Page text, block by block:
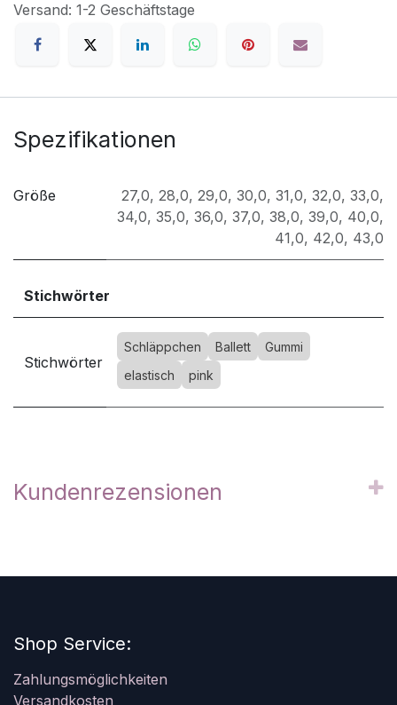
Versand: 1-2 Geschäftstage
Spezifikationen
Größe 27,0, 28,0, 29,0, 30,0, 31,0, 32,0, 33,0,
34,0, 35,0, 36,0, 37,0, 38,0, 39,0, 40,0,
41,0, 42,0, 43,0
Stichwörter
Stichwörter
Schläppchen Ballett
Gummi
elastisch
pink
Kundenrezensionen
Shop Service:
Zahlungsmöglichkeiten
Versandkosten